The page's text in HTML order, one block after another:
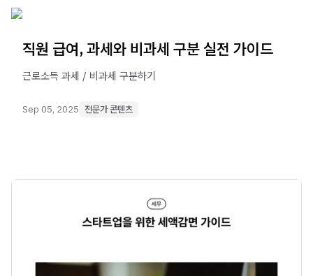
직원 급여, 과세와 비과세 구분 실전 가이드
근로소득 과세 / 비과세 구분하기
Sep 05, 2025 전문가 콘텐츠